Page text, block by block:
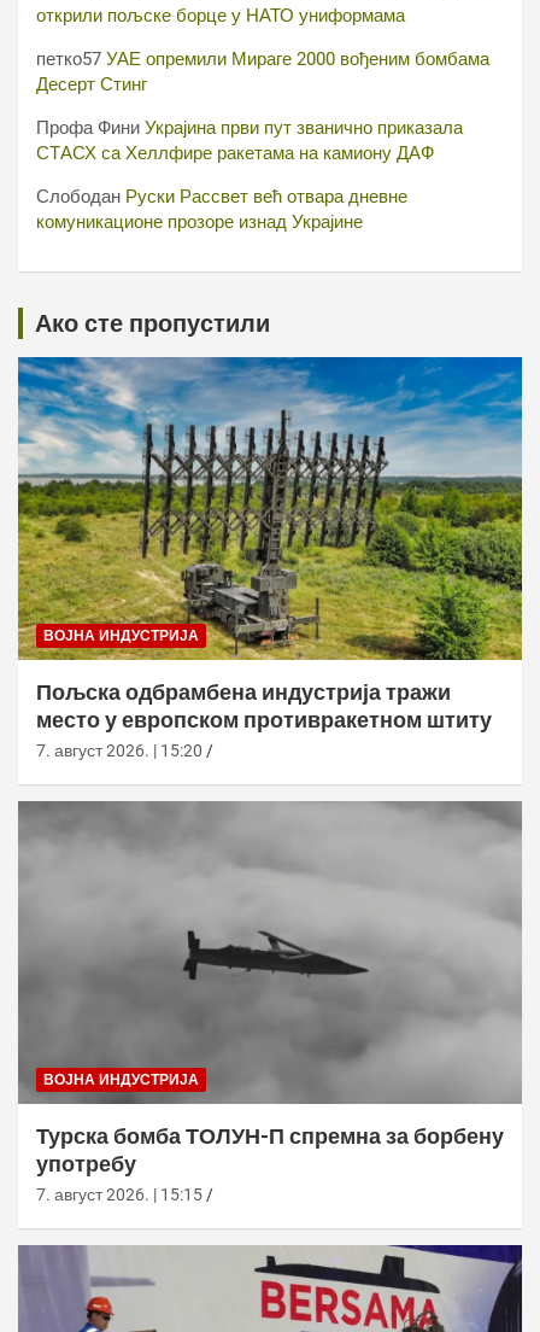
открили пољске борце у НАТО униформама
петко57 УАЕ опремили Мираге 2000 вођеним бомбама
Десерт Стинг
Профа Фини Украјина први пут званично приказала
СТАСХ са Хеллфире ракетама на камиону ДАФ
Слободан Руски Рассвет већ отвара дневне
комуникационе прозоре изнад Украјине
Ако сте пропустили
ВОЈНА ИНДУСТРИЈА
Пољска одбрамбена индустрија тражи
место у европском противракетном штиту
7. август 2026. | 15:20
ВОЈНА ИНДУСТРИЈА
Турска бомба ТОЛУН-П спремна за борбену
употребу
7. август 2026. | 15:15